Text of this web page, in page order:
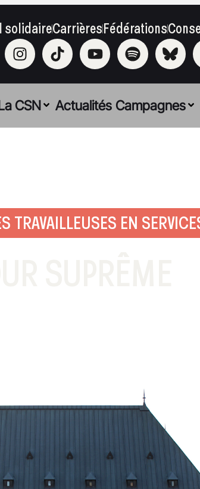
solidaireCarrièresFédérations
CSN Actualités Campagnes
TRAVAILLEUSES EN